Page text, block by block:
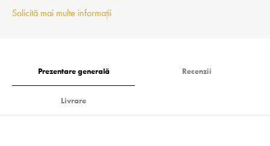
Solicită mai multe informații
Prezentare generală Recenzii
Livrare